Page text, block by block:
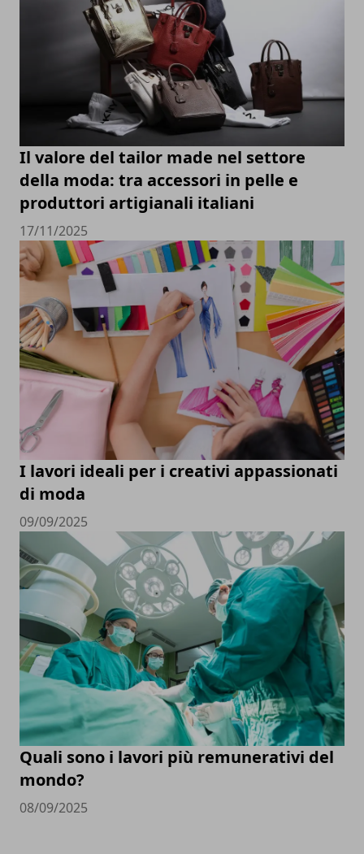
Il valore del tailor made nel settore
della moda: tra accessori in pelle e
produttori artigianali italiani
17/11/2025
I lavori ideali per i creativi appassionati
di moda
09/09/2025
Quali sono i lavori più remunerativi del
mondo?
08/09/2025